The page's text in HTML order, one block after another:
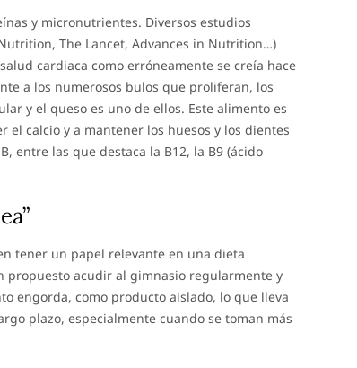
y micronutrientes. Diversos estudios
The Lancet, Advances in Nutrition…)
cardiaca como erróneamente se creía hace
a los numerosos bulos que proliferan, los
y el queso es uno de ellos. Este alimento es
el calcio y a mantener los huesos y los dientes
entre las que destaca la B12, la B9 (ácido
tener un papel relevante en una dieta
propuesto acudir al gimnasio regularmente y
engorda, como producto aislado, lo que lleva
plazo, especialmente cuando se toman más